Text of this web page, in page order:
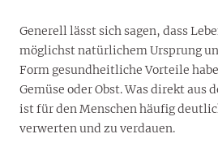
Generell lässt sich sagen, dass
möglichst natürlichem Ursprung
Form gesundheitliche Vorteile
Gemüse oder Obst. Was direkt aus
ist für den Menschen häufig
verwerten und zu verdauen.